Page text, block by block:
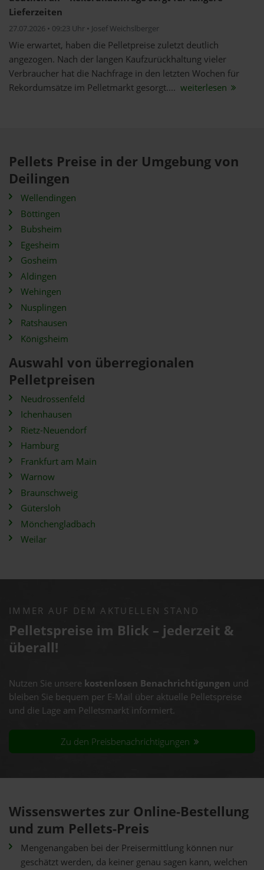
Lieferzeiten
27.07.2026 • 09:23 Uhr • Josef Weichslberger
Wie erwartet, haben die Pelletpreise zuletzt deutlich
angezogen. Nach der langen Kaufzurückhaltung vieler
Verbraucher hat die Nachfrage in den letzten Wochen für
Rekordumsätze im Pelletmarkt gesorgt.... weiterlesen
Pellets Preise in der Umgebung von
Deilingen
Wellendingen
Böttingen
Bubsheim
Egesheim
Gosheim
Aldingen
Wehingen
Nusplingen
Ratshausen
Königsheim
Auswahl von überregionalen
Pelletpreisen
Neudrossenfeld
Ichenhausen
Rietz-Neuendorf
Hamburg
Frankfurt am Main
Warnow
Braunschweig
Gütersloh
Mönchengladbach
Weilar
IMMER AUF DEM AKTUELLEN STAND
Pelletspreise im Blick – jederzeit &
überall!
Nutzen Sie unsere kostenlosen Benachrichtigungen und
bleiben Sie bequem per E-Mail über aktuelle Pelletspreise
und die Lage am Pelletsmarkt informiert.
Zu den Preisbenachrichtigungen
Wissenswertes zur Online-Bestellung
und zum Pellets-Preis
Mengenangaben bei der Preisermittlung können nur
geschätzt werden, da keiner genau sagen kann, welchen